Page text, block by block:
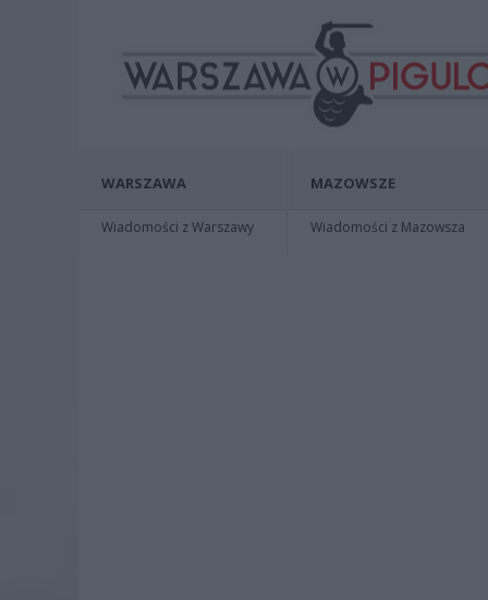
WARSZAWA
Wiadomości z Warszawy
MAZOWSZE
Wiadomości z Mazowsza